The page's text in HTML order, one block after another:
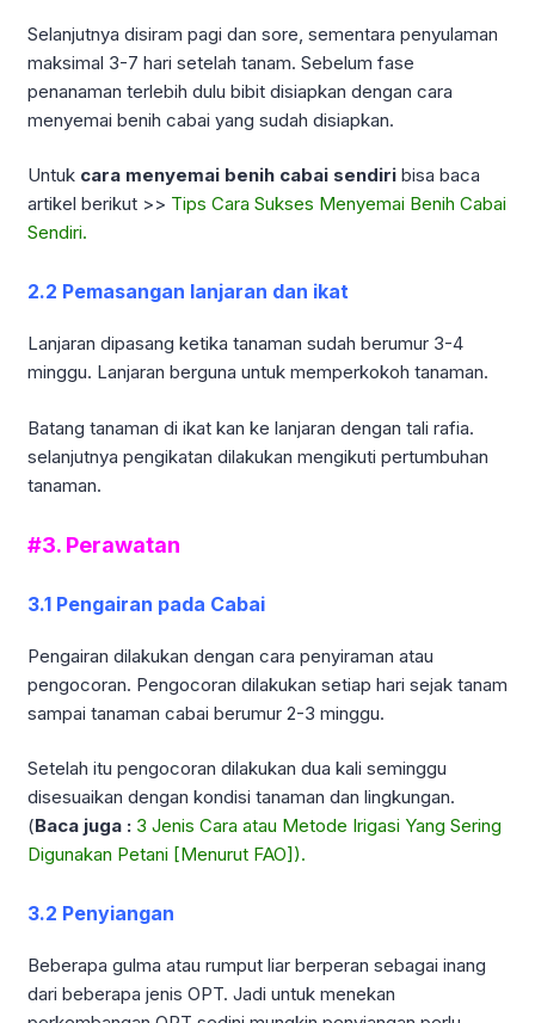
Selanjutnya disiram pagi dan sore, sementara penyulaman
maksimal 3-7 hari setelah tanam. Sebelum fase
penanaman terlebih dulu bibit disiapkan dengan cara
menyemai benih cabai yang sudah disiapkan.
Untuk cara menyemai benih cabai sendiri bisa baca
artikel berikut >> Tips Cara Sukses Menyemai Benih Cabai
Sendiri.
2.2 Pemasangan lanjaran dan ikat
Lanjaran dipasang ketika tanaman sudah berumur 3-4
minggu. Lanjaran berguna untuk memperkokoh tanaman.
Batang tanaman di ikat kan ke lanjaran dengan tali rafia.
selanjutnya pengikatan dilakukan mengikuti pertumbuhan
tanaman.
#3. Perawatan
3.1 Pengairan pada Cabai
Pengairan dilakukan dengan cara penyiraman atau
pengocoran. Pengocoran dilakukan setiap hari sejak tanam
sampai tanaman cabai berumur 2-3 minggu.
Setelah itu pengocoran dilakukan dua kali seminggu
disesuaikan dengan kondisi tanaman dan lingkungan.
(Baca juga : 3 Jenis Cara atau Metode Irigasi Yang Sering
Digunakan Petani [Menurut FAO]).
3.2 Penyiangan
Beberapa gulma atau rumput liar berperan sebagai inang
dari beberapa jenis OPT. Jadi untuk menekan